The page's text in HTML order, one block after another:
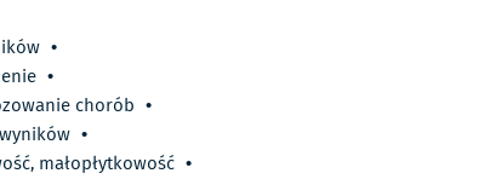
•
•
chorób •
•
małopłytkowość •